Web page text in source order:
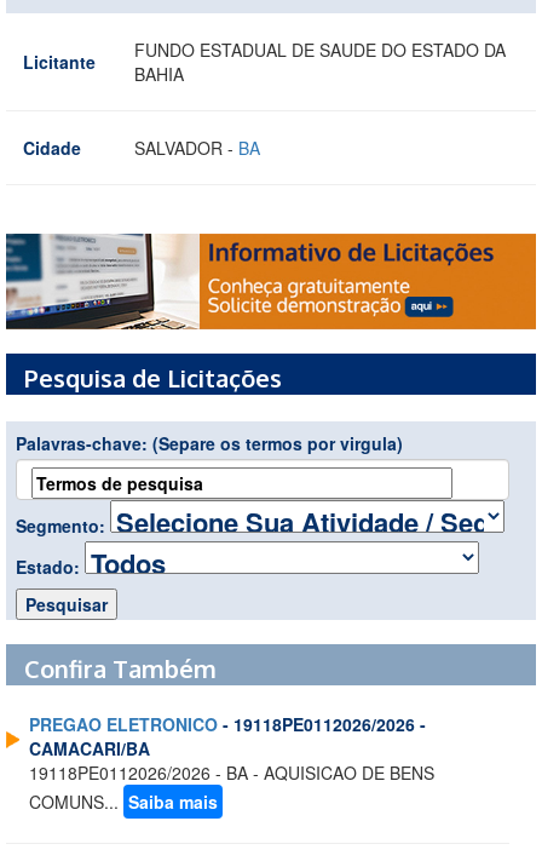
Licitante
FUNDO ESTADUAL DE SAUDE DO ESTADO DA
BAHIA
Cidade SALVADOR - BA
Pesquisa de Licitações
Palavras-chave: (Separe os termos por virgula)
Segmento:
Estado:
Confira Também
PREGAO ELETRONICO - 19118PE0112026/2026 -
CAMACARI/BA
19118PE0112026/2026 - BA - AQUISICAO DE BENS
COMUNS... Saiba mais